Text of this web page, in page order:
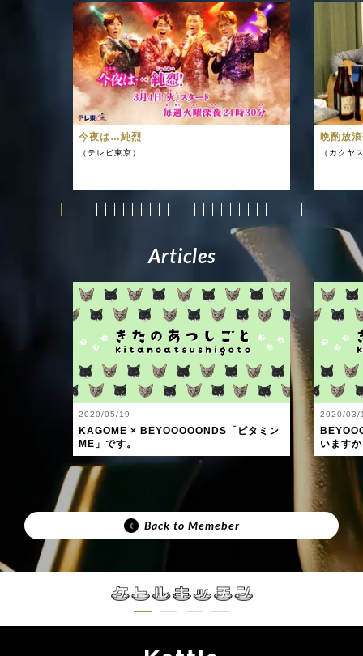
今夜は…純烈
（テレビ東京）
晩酌放
（カクヤ
Articles
2020/05/19
KAGOME × BEYOOOOONDS「ビタミン
ME」です。
2020/03/
います
Back to Memeber